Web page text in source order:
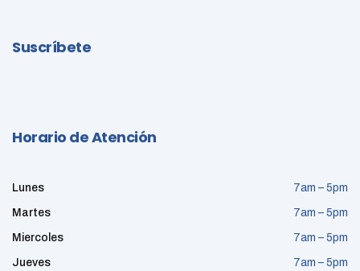
Suscríbete
Horario de Atención
Lunes 7am – 5pm
Martes 7am – 5pm
Miercoles 7am – 5pm
Jueves 7am – 5pm